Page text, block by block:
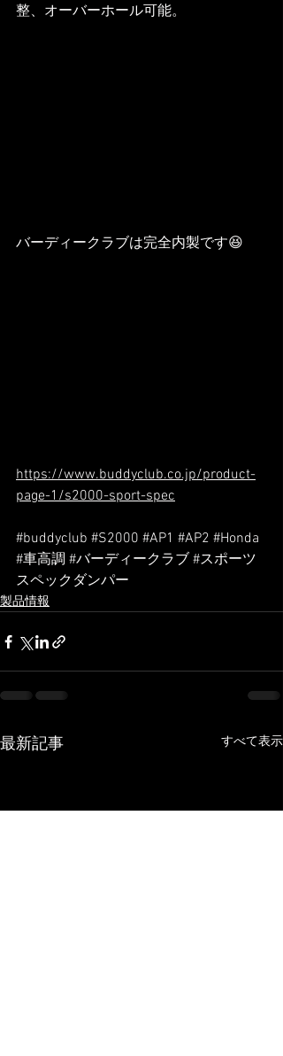
整、オーバーホール可能。
バーディークラブは完全内製です😆
https://www.buddyclub.co.jp/product-
page-1/s2000-sport-spec
#buddyclub #S2000 #AP1 #AP2 #Honda
#車高調 #バーディークラブ #スポーツ
スペックダンパー
製品情報
最新記事 すべて表示